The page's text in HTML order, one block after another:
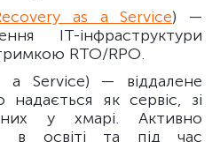
as a Service) —
ІТ-інфраструктури
RTO/RPO.
a Service) — віддалене
як сервіс, зі
у хмарі. Активно
в освіті та під час